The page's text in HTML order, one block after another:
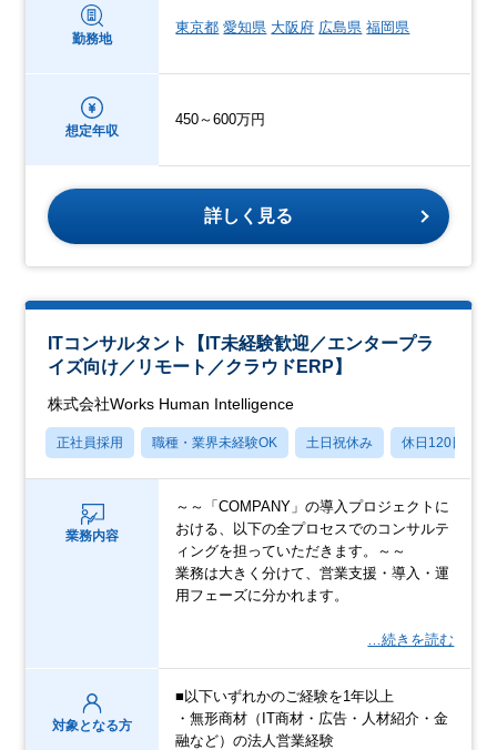
勤務地
東京都 愛知県 大阪府 広島県 福岡県
想定年収
450～600万円
詳しく見る
ITコンサルタント【IT未経験歓迎／エンタープラ
イズ向け／リモート／クラウドERP】
株式会社Works Human Intelligence
正社員採用 職種・業界未経験OK 土日祝休み 休日120日以上
業務内容
～～「COMPANY」の導入プロジェクトに
おける、以下の全プロセスでのコンサルテ
ィングを担っていただきます。～～
業務は大きく分けて、営業支援・導入・運
用フェーズに分かれます。
…続きを読む
対象となる方
■以下いずれかのご経験を1年以上
・無形商材（IT商材・広告・人材紹介・金
融など）の法人営業経験